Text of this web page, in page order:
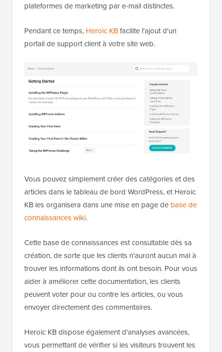
plateformes de marketing par e-mail distinctes.
Pendant ce temps, Heroic KBfacilite l'ajout d'un
portail de support client à votre site web.
Vous pouvez simplement créer des catégories et des
articles dans le tableau de bord WordPress, et Heroic
KB les organisera dans une mise en page de base de
connaissances wiki.
Cette base de connaissances est consultable dès sa
création, de sorte que les clients n'auront aucun mal à
trouver les informations dont ils ont besoin. Pour vous
aider à améliorer cette documentation, les clients
peuvent voter pour ou contre les articles, ou vous
envoyer directement des commentaires.
Heroic KB dispose également d'analyses avancées,
vous permettant de vérifier si les visiteurs trouvent les